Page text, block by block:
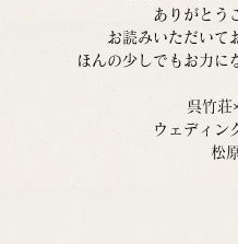
ありがとう
お読みいただいて
ほんの少しでもお力に
呉竹荘
ウェディン
松